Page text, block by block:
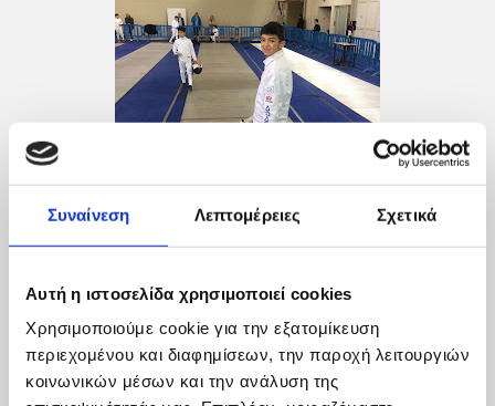
Συναίνεση Λεπτομέρειες Σχετικά
Αυτή η ιστοσελίδα χρησιμοποιεί cookies
Χρησιμοποιούμε cookie για την εξατομίκευση
περιεχομένου και διαφημίσεων, την παροχή λειτουργιών
κοινωνικών μέσων και την ανάλυση της